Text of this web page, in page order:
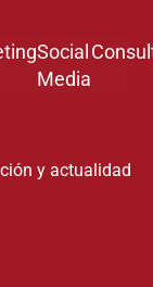
Social
Media
y actualidad